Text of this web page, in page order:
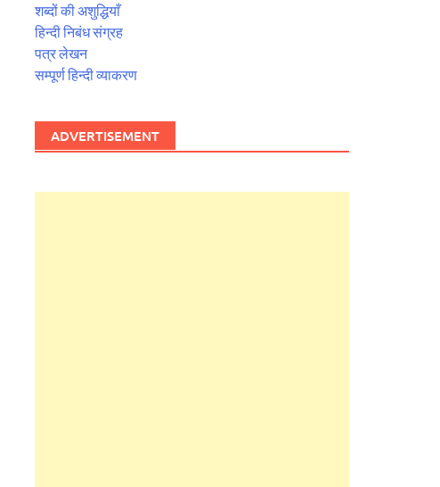
शब्दों की अशुद्धियाँ
हिन्दी निबंध संग्रह
पत्र लेखन
सम्पूर्ण हिन्दी व्याकरण
ADVERTISEMENT